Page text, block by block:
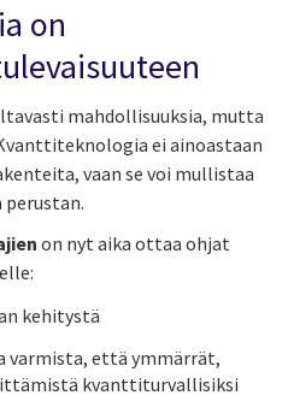
on
mahdollisuuksia, mutta
ei ainoastaan
vaan se voi mullistaa
on nyt aika ottaa ohjat
kehitystä
varmista, että ymmärrät,
kvanttiturvallisiksi